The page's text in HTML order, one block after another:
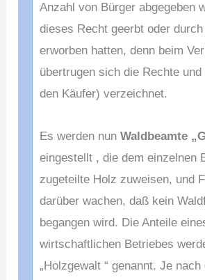
Anzahl von Bürger abgegeben
dieses Recht geerbt oder
erworben hatten, denn beim
übertrugensich die Rechte
den Käufer) verzeichnet.
Es werden nunWaldbeamte
eingestellt , diedem einzelnen
zugeteilte Holz zuweisen, und
darüber wachen, daß kein
begangenwird. Die Anteile
wirtschaftlichen Betriebes
„Holzgewalt “ genannt. Je